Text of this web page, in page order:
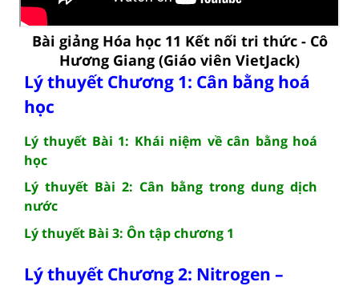
Bài giảng Hóa học 11 Kết nối tri thức - Cô
Hương Giang (Giáo viên VietJack)
Lý thuyết Chương 1: Cân bằng hoá
học
Lý thuyết Bài 1: Khái niệm về cân bằng hoá
học
Lý thuyết Bài 2: Cân bằng trong dung dịch
nước
Lý thuyết Bài 3: Ôn tập chương 1
Lý thuyết Chương 2: Nitrogen –